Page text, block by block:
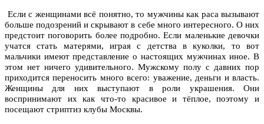
Если с женщинами всё понятно, то мужчины как раса вызывают
больше подозрений и скрывают в себе много интересного. О них
предстоит поговорить более подробно. Если маленькие девочки
учатся стать матерями, играя с детства в куколки, то вот
мальчики имеют представление о настоящих мужчинах иное. В
этом нет ничего удивительного. Мужскому полу с давних пор
приходится переносить много всего: уважение, деньги и власть.
Женщины для них выступают в роли украшения. Они
воспринимают их как что-то красивое и тёплое, поэтому и
посещают стриптиз клубы Москвы.